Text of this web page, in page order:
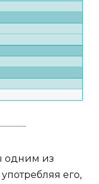
одним из
его,